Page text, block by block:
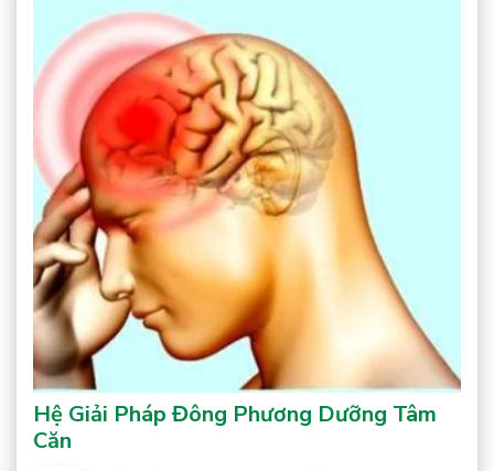
Hệ Giải Pháp Đông Phương Dưỡng Tâm
Căn